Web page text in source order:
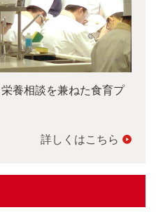
養相談を兼ねた食育プ
詳しくはこちら